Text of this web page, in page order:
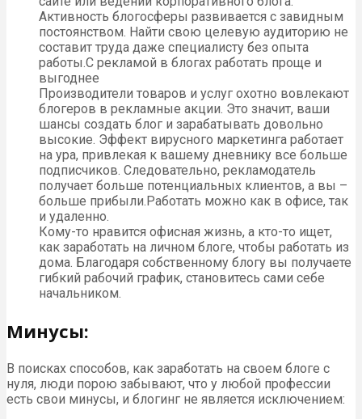
Активность блогосферы развивается с завидным
постоянством. Найти свою целевую аудиторию не
составит труда даже специалисту без опыта
работы.С рекламой в блогах работать проще и
выгоднее
Производители товаров и услуг охотно вовлекают
блогеров в рекламные акции. Это значит, ваши
шансы создать блог и зарабатывать довольно
высокие. Эффект вирусного маркетинга работает
на ура, привлекая к вашему дневнику все больше
подписчиков. Следовательно, рекламодатель
получает больше потенциальных клиентов, а вы –
больше прибыли.Работать можно как в офисе, так
и удаленно.
Кому-то нравится офисная жизнь, а кто-то ищет,
как заработать на личном блоге, чтобы работать из
дома. Благодаря собственному блогу вы получаете
гибкий рабочий график, становитесь сами себе
начальником.
Минусы:
В поисках способов, как заработать на своем блоге с
нуля, люди порою забывают, что у любой профессии
есть свои минусы, и блогинг не является исключением: